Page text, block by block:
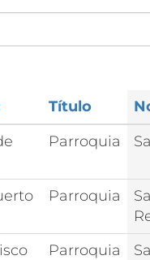
Título
Parroquia
Parroquia
Parroquia